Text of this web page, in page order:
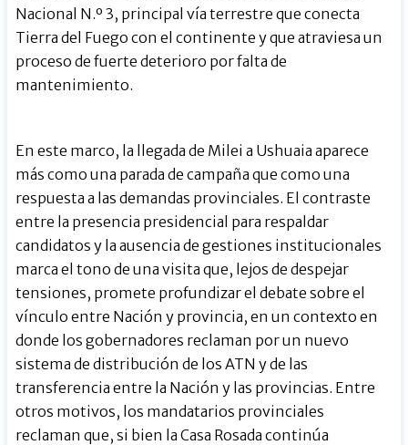
Nacional N.º 3, principal vía terrestre que conecta
Tierra del Fuego con el continente y que atraviesa un
proceso de fuerte deterioro por falta de
mantenimiento.
En este marco, la llegada de Milei a Ushuaia aparece
más como una parada de campaña que como una
respuesta a las demandas provinciales. El contraste
entre la presencia presidencial para respaldar
candidatos y la ausencia de gestiones institucionales
marca el tono de una visita que, lejos de despejar
tensiones, promete profundizar el debate sobre el
vínculo entre Nación y provincia, en un contexto en
donde los gobernadores reclaman por un nuevo
sistema de distribución de los ATN y de las
transferencia entre la Nación y las provincias. Entre
otros motivos, los mandatarios provinciales
reclaman que, si bien la Casa Rosada continúa